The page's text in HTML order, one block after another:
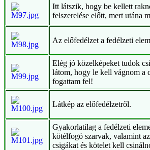
Itt látszik, hogy be kellett
felszerelése előtt, mert utána
Az előfedélzet a fedélzeti
Elég jó közelképeket tudok
látom, hogy le kell vágnom a
fogattam fel!
Látkép az előfedélzetről.
Gyakorlatilag a fedélzeti
kötélfogó szarvak, valamint
csigákat és kötelet kell